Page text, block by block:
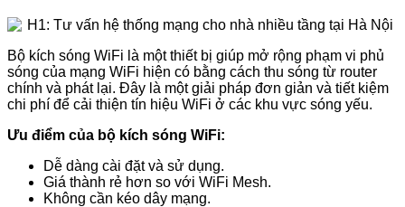
Bộ kích sóng WiFi là một thiết bị giúp mở rộng phạm vi phủ
sóng của mạng WiFi hiện có bằng cách thu sóng từ router
chính và phát lại. Đây là một giải pháp đơn giản và tiết kiệm
chi phí để cải thiện tín hiệu WiFi ở các khu vực sóng yếu.
Ưu điểm của bộ kích sóng WiFi:
Dễ dàng cài đặt và sử dụng.
Giá thành rẻ hơn so với WiFi Mesh.
Không cần kéo dây mạng.